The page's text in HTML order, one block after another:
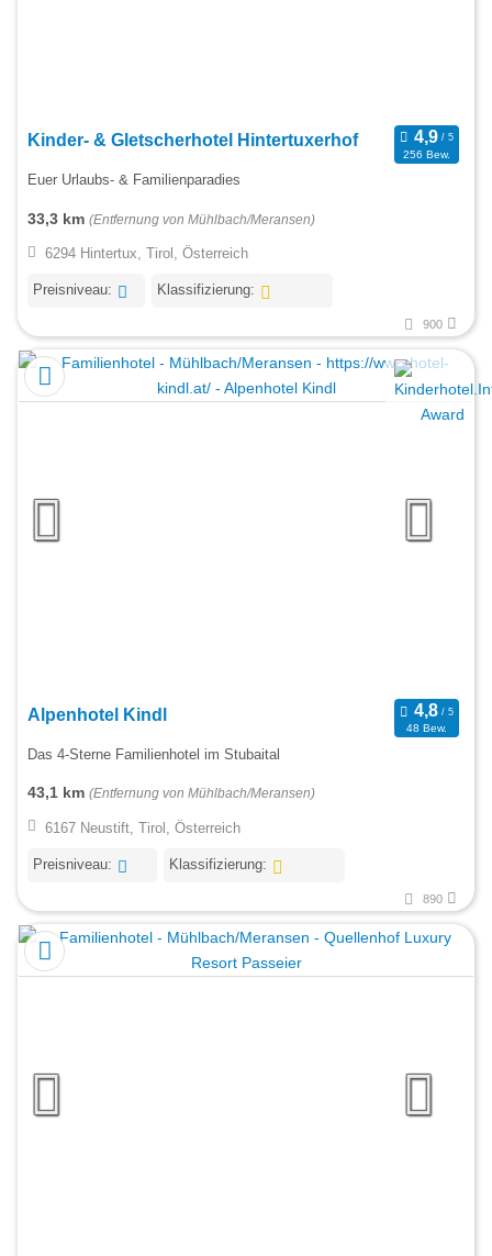
Kinder- & Gletscherhotel Hintertuxerhof
256 Bew.
Euer Urlaubs- & Familienparadies
33,3 km (Entfernung von Mühlbach/Meransen)
6294 Hintertux, Tirol, Österreich
Preisniveau: Klassifizierung:
900
Alpenhotel Kindl
48 Bew.
Das 4-Sterne Familienhotel im Stubaital
43,1 km (Entfernung von Mühlbach/Meransen)
6167 Neustift, Tirol, Österreich
Preisniveau: Klassifizierung:
890